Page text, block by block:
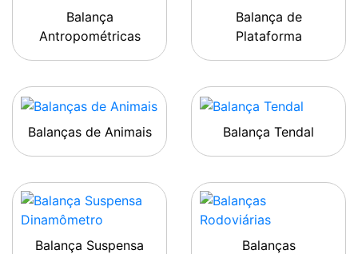
Balança
Antropométricas
Balança de
Plataforma
Balanças de Animais Balança Tendal
Balança Suspensa
Balanças